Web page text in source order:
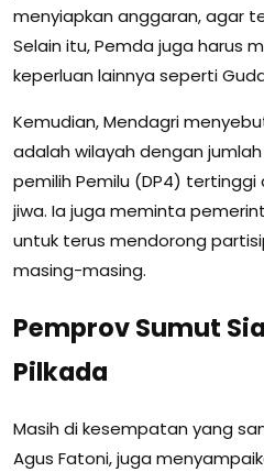
menyiapkan anggaran, agar
Selain itu, Pemda juga harus
keperluan lainnya seperti
Kemudian, Mendagri
adalah wilayah dengan
pemilih Pemilu (DP4) tertinggi
jiwa. Ia juga meminta
untuk terus mendorong
masing-masing.
Pemprov Sumut
Pilkada
Masih di kesempatan yang
Agus Fatoni, juga